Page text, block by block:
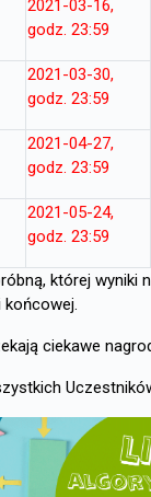
2021-03-16,
godz. 23:59
2021-03-30,
godz. 23:59
2021-04-27,
godz. 23:59
2021-05-24,
godz. 23:59
której wyniki
ciekawe